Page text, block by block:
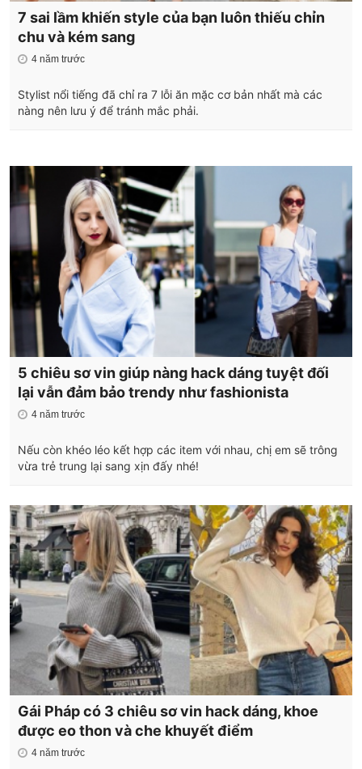
7 sai lầm khiến style của bạn luôn thiếu chỉn
chu và kém sang
4 năm trước
Stylist nổi tiếng đã chỉ ra 7 lỗi ăn mặc cơ bản nhất mà các
nàng nên lưu ý để tránh mắc phải.
5 chiêu sơ vin giúp nàng hack dáng tuyệt đối
lại vẫn đảm bảo trendy như fashionista
4 năm trước
Nếu còn khéo léo kết hợp các item với nhau, chị em sẽ trông
vừa trẻ trung lại sang xịn đấy nhé!
Gái Pháp có 3 chiêu sơ vin hack dáng, khoe
được eo thon và che khuyết điểm
4 năm trước